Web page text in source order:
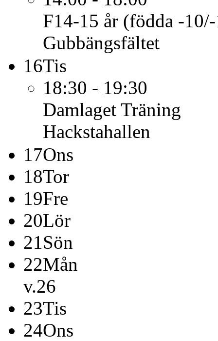
F14-15 år (födda -
Gubbängsfältet
16Tis
18:30 - 19:30
Damlaget Träning
Hackstahallen
17Ons
18Tor
19Fre
20Lör
21Sön
22Mån
v.26
23Tis
24Ons